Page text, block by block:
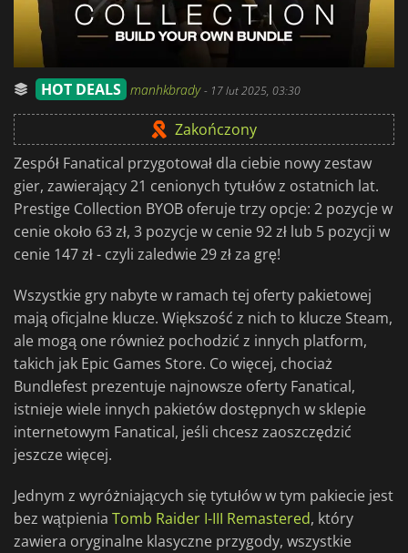
HOT DEALS manhkbrady- 17 lut 2025, 03:30
Zakończony
Zespół Fanatical przygotował dla ciebie nowy zestaw
gier, zawierający 21 cenionych tytułów z ostatnich lat.
Prestige Collection BYOB oferuje trzy opcje: 2 pozycje w
cenie około 63 zł, 3 pozycje w cenie 92 zł lub 5 pozycji w
cenie 147 zł - czyli zaledwie 29 zł za grę!
Wszystkie gry nabyte w ramach tej oferty pakietowej
mają oficjalne klucze. Większość z nich to klucze Steam,
ale mogą one również pochodzić z innych platform,
takich jak Epic Games Store. Co więcej, chociaż
Bundlefest prezentuje najnowsze oferty Fanatical,
istnieje wiele innych pakietów dostępnych w sklepie
internetowym Fanatical, jeśli chcesz zaoszczędzić
jeszcze więcej.
Jednym z wyróżniających się tytułów w tym pakiecie jest
bez wątpienia Tomb Raider I-III Remastered, który
zawiera oryginalne klasyczne przygody, wszystkie